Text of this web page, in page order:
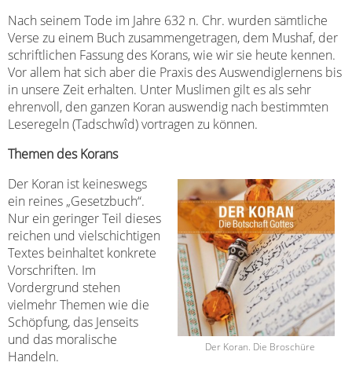
Nach seinem Tode im Jahre 632 n. Chr. wurden sämtliche
Verse zu einem Buch zusammengetragen, dem Mushaf, der
schriftlichen Fassung des Korans, wie wir sie heute kennen.
Vor allem hat sich aber die Praxis des Auswendiglernens bis
in unsere Zeit erhalten. Unter Muslimen gilt es als sehr
ehrenvoll, den ganzen Koran auswendig nach bestimmten
Leseregeln (Tadschwîd) vortragen zu können.
Themen des Korans
Der Koran. Die Broschüre
Der Koran ist keineswegs
ein reines „Gesetzbuch“.
Nur ein geringer Teil dieses
reichen und vielschichtigen
Textes beinhaltet konkrete
Vorschriften. Im
Vordergrund stehen
vielmehr Themen wie die
Schöpfung, das Jenseits
und das moralische
Handeln.